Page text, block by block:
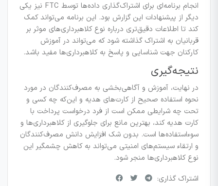
انجام برنامه‌ای برای اشتراک‌گذاری داده‌ها توسط FTC نیز یکی
دیگر از پیشنهادات این گزارش بود. این برنامه می‌تواند کمک
کند تا اطلاعات دقیق‌تری درباره نوع کلاهبرداری‌های موثر بر
قربانیان به اشتراک گذاشته شود که می‌تواند در آموزش
کارکنان جهت شناسایی و پاسخ به کلاهبرداری‌ها مفید باشد.
نتیجه‌گیری
در نهایت، آموزش و آگاهی‌بخشی به مصرف‌کنندگان در مورد
نحوه استفاده صحیح از کارت‌های هدیه و این‌که چه کسی و
تحت چه شرایطی ممکن است از فرد درخواست پرداخت با
کارت هدیه کند، بهترین مانع برای جلوگیری از کلاهبرداری‌ها و
سوءاستفاده‌ها است. بدون شک افزایش دانش مصرف‌کنندگان
و ارتقاء سیستم‌های امنیتی می‌تواند به کاهش چشمگیر این
نوع کلاهبرداری‌ها منجر شود.
اشتراک گذاری: